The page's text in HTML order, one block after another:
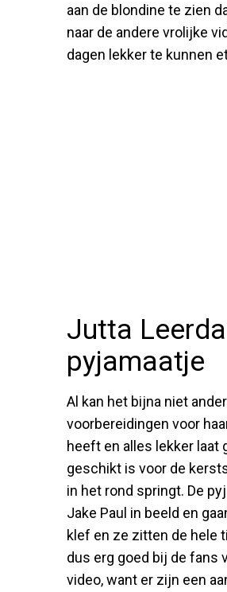
aan de blondine te zien
naar de andere vrolijke
dagen lekker te kunnen
Jutta
pyjamaatje
Al kan het bijna niet
voorbereidingen voor
heeft en alles lekker laat
geschikt is voor de
in het rond springt. De
Jake Paul in beeld en
klef en ze zitten de hele
dus erg goed bij de fans
video, want er zijn een